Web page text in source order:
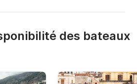
des bateaux